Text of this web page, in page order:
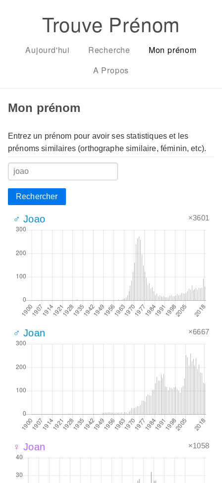
Trouve Prénom
Aujourd'hui Recherche
Mon prénom
A Propos
Mon prénom
Entrez un prénom pour avoir ses statistiques et les
prénoms similaires (orthographe similaire, féminin, etc).
Rechercher
♂ Joao ×3601
♂ Joan ×6667
♀ Joan ×1058